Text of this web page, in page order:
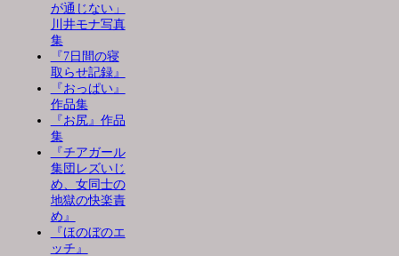
が通じない」
川井モナ写真
集
『7日間の寝
取らせ記録』
『おっぱい』
作品集
『お尻』作品
集
『チアガール
集団レズいじ
め、女同士の
地獄の快楽責
め』
『ほのぼのエ
ッチ』